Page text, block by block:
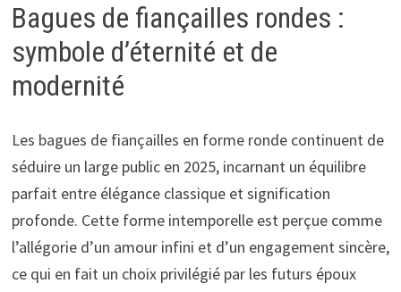
Bagues de fiançailles rondes :
symbole d’éternité et de
modernité
Les bagues de fiançailles en forme ronde continuent de
séduire un large public en 2025, incarnant un équilibre
parfait entre élégance classique et signification
profonde. Cette forme intemporelle est perçue comme
l’allégorie d’un amour infini et d’un engagement sincère,
ce qui en fait un choix privilégié par les futurs époux